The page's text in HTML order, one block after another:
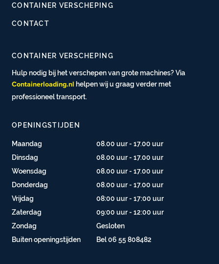
CONTAINER VERSCHEPING
CONTACT
CONTAINER VERSCHEPING
Hulp nodig bij het verschepen van grote machines? Via
Containerloading.nl helpen wij u graag verder met
professioneel transport.
OPENINGSTIJDEN
Maandag
08.00 uur - 17.00 uur
Dinsdag
08.00 uur - 17.00 uur
Woensdag
08.00 uur - 17.00 uur
Donderdag
08.00 uur - 17.00 uur
Vrijdag
08:00 uur - 17:00 uur
Zaterdag
09:00 uur - 12:00 uur
Zondag
Gesloten
Buiten openingstijden
Bel 06 55 808482